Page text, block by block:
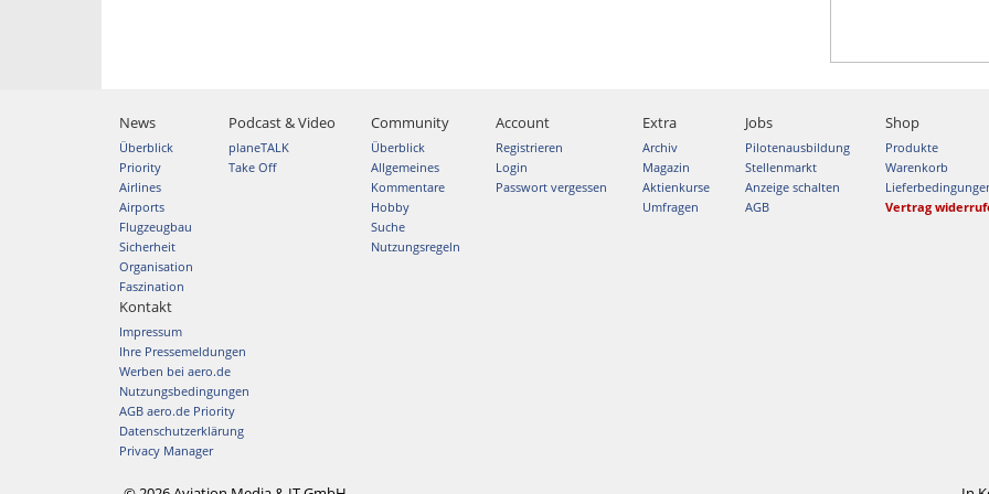
News
Überblick
Priority
Airlines
Airports
Flugzeugbau
Sicherheit
Organisation
Faszination
Podcast & Video
planeTALK
Take Off
Community
Überblick
Allgemeines
Kommentare
Hobby
Suche
Nutzungsregeln
Account
Registrieren
Login
Passwort vergessen
Extra
Archiv
Magazin
Aktienkurse
Umfragen
Jobs
Pilotenausbildung
Stellenmarkt
Anzeige schalten
AGB
Shop
Produkte
Warenkorb
Vertrag
Kontakt
Impressum
Ihre Pressemeldungen
Werben bei aero.de
Nutzungsbedingungen
AGB aero.de Priority
Datenschutzerklärung
Privacy Manager